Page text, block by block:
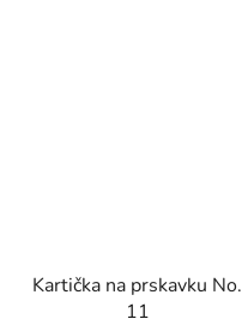
Kartička na prskavku No.
11